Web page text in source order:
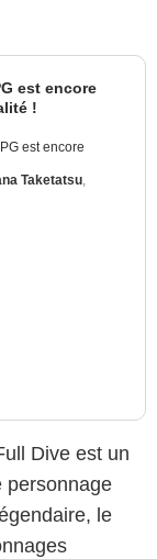
est encore
!
est encore
Taketatsu,
Dive est un
personnage
le